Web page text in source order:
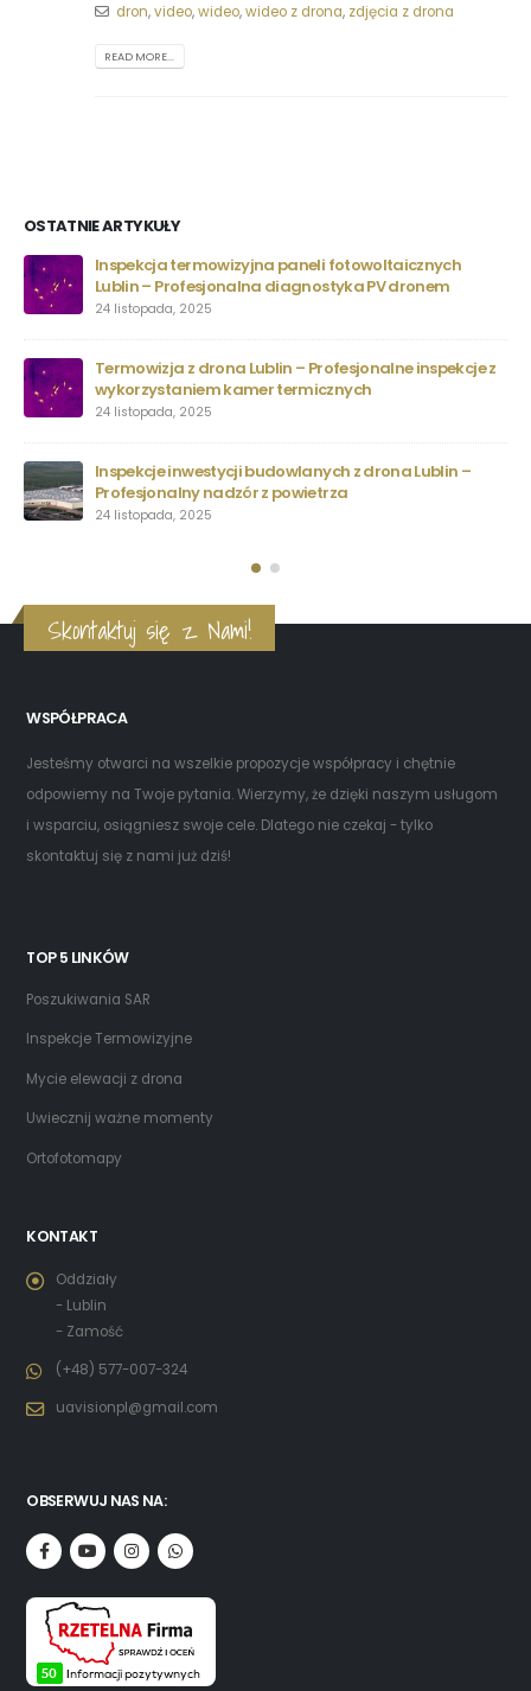
dron,video,wideo,wideo z drona, zdjęcia z drona
READ MORE...
OSTATNIE ARTYKUŁY
Inspekcja termowizyjna paneli fotowoltaicznych
Lublin – Profesjonalna diagnostyka PV dronem
24 listopada, 2025
Termowizja z drona Lublin – Profesjonalne inspekcje z
wykorzystaniem kamer termicznych
24 listopada, 2025
Inspekcje inwestycji budowlanych z drona Lublin –
Profesjonalny nadzór z powietrza
24 listopada, 2025
Skontaktuj się z Nami!
WSPÓŁPRACA
Jesteśmy otwarci na wszelkie propozycje współpracy i chętnie
odpowiemy na Twoje pytania. Wierzymy, że dzięki naszym usługom
i wsparciu, osiągniesz swoje cele. Dlatego nie czekaj - tylko
skontaktuj się z nami już dziś!
TOP 5 LINKÓW
Poszukiwania SAR
Inspekcje Termowizyjne
Mycie elewacji z drona
Uwiecznij ważne momenty
Ortofotomapy
KONTAKT
Oddziały
- Lublin
- Zamość
(+48) 577-007-324
uavisionpl@gmail.com
OBSERWUJ NAS NA: